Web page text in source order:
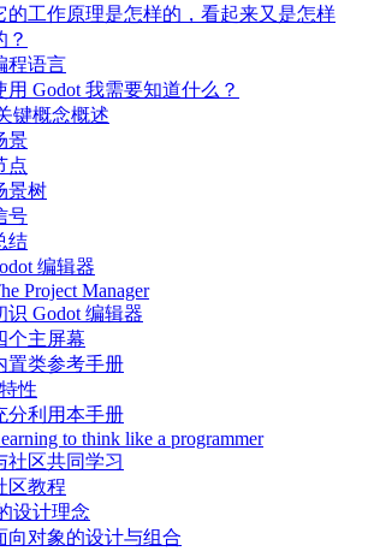
的工作原理是怎样的，看起来又是怎样
？
程语言
用 Godot 我需要知道什么？
键概念概述
景
点
景树
号
结
编辑器
Project Manager
识 Godot 编辑器
个主屏幕
置类参考手册
性
分利用本手册
to think like a programmer
社区共同学习
区教程
设计理念
向对象的设计与组合